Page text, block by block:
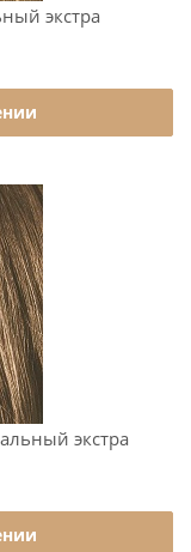
экстра
экстра